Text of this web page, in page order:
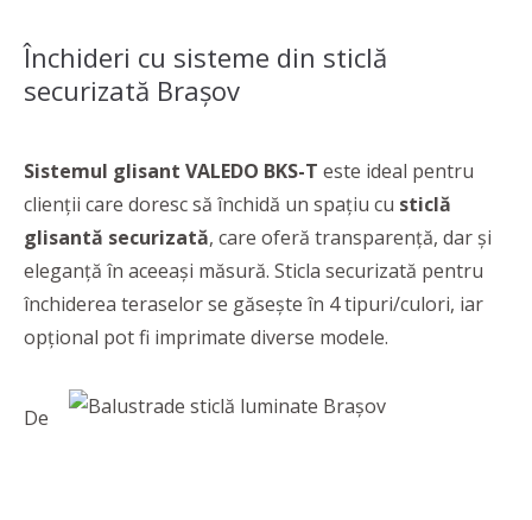
Închideri cu sisteme din sticlă
securizată Braşov
Sistemul glisant VALEDO BKS-T este ideal pentru
clienții care doresc să închidă un spațiu cu sticlă
glisantă securizată, care oferă transparență, dar și
eleganță în aceeași măsură. Sticla securizată pentru
închiderea teraselor se găsește în 4 tipuri/culori, iar
opțional pot fi imprimate diverse modele.
De